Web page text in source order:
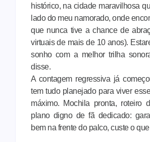
histórico, na cidade maravilhosa
lado do meu namorado, onde
que nunca tive a chance de
virtuais de mais de 10 anos).
sonho com a melhor trilha
disse.
A contagem regressiva já
tem tudo planejado para viver
máximo. Mochila pronta, roteiro
plano digno de fã dedicado:
bem na frente do palco, custe o